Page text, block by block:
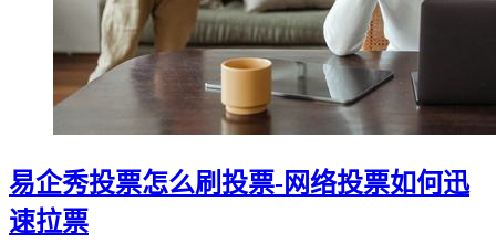
易企秀投票怎么刷投票-网络投票如何迅
速拉票